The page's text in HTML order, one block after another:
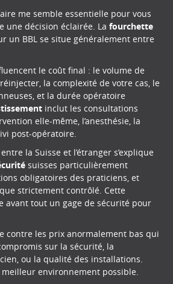
me semble essentielle pour vous
une décision éclairée. La fourchette
un BBL se situe généralement entre
le coût final : le volume de
la complexité de votre cas, le
et la durée opératoire
inclut les consultations
elle-même, l’anesthésie, la
post-opératoire.
la Suisse et l’étranger s’explique
suisses particulièrement
obligatoires des praticiens, et
strictement contrôlé. Cette
avant tout un gage de sécurité pour
contre les prix anormalement bas qui
sur la sécurité, la
ou la qualité des installations.
environnement possible.